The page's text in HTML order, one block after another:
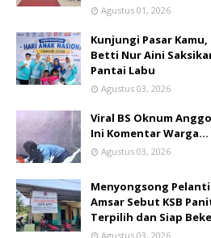
Agustus 01, 2026
Kunjungi Pasar Kamu,
Betti Nur Aini
Pantai Labu
Agustus 03, 2026
Viral BS Oknum
Ini Komentar Warga…
Agustus 03, 2026
Menyongsong
Amsar Sebut KSB
Terpilih dan Siap
Agustus 03, 2026